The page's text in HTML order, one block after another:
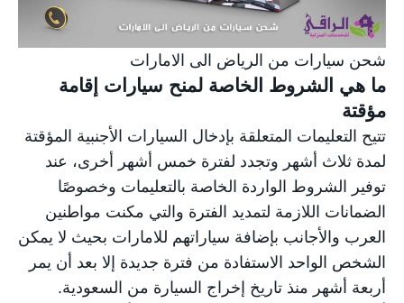
شحن سيارات من الرياض الى الامارات
ما هي الشروط الخاصة لمنح سيارات إقامة
مؤقتة
تتيح التعليمات المتعلقة بإدخال السيارات الأجنبية المؤقتة
لمدة ثلاث أشهر وتجدد لفترة خمس أشهر أخرى، عند
توفير الشروط الواردة الخاصة بالتعليمات وخصوصًا
الضمانات اللازمة لتمديد الفترة والتي مكنت مواطنين
العرب والأجانب بإضافة سياراتهم للامارات بحيث لا يمكن
الشخص الواحد الاستفادة من فترة جديدة إلا بعد أن يمر
أربعة أشهر منذ تاريخ إخراج السيارة من السعودية.